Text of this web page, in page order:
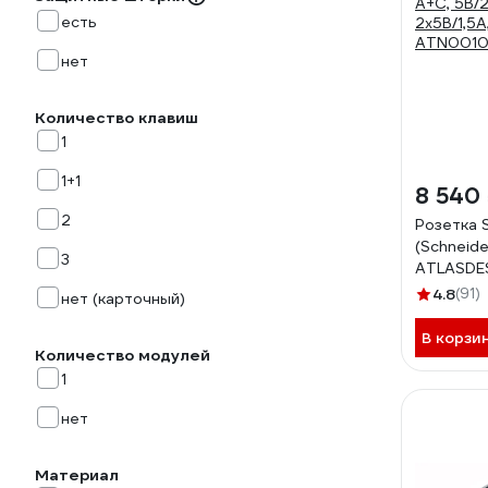
есть
нет
Количество клавиш
1
1+1
2
3
нет (карточный)
Количество модулей
1
нет
Материал
8 540
Розетка
A+С, 5В/
4.8(91)
В